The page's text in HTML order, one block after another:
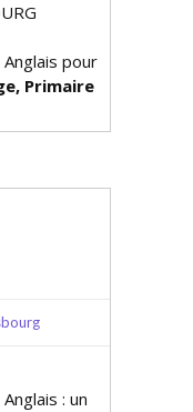
pour
Primaire
: un